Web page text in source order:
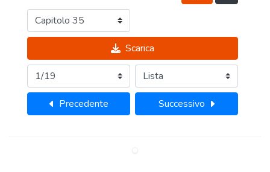
Scarica
Precedente Successivo